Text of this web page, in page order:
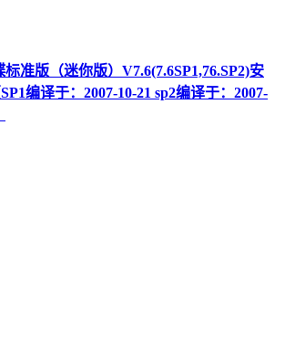
准版（迷你版）V7.6(7.6SP1,76.SP2)安
编译于：2007-10-21 sp2编译于：2007-